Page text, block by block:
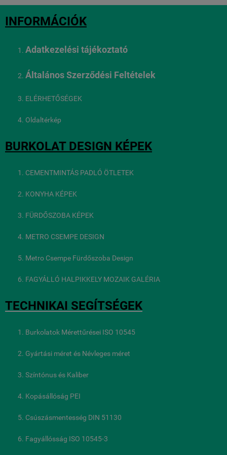
INFORMÁCIÓK
Adatkezelési tájékoztató
Általános Szerződési Feltételek
ELÉRHETŐSÉGEK
Oldaltérkép
BURKOLAT DESIGN KÉPEK
CEMENTMINTÁS PADLÓ ÖTLETEK
KONYHA KÉPEK
FÜRDŐSZOBA KÉPEK
METRO CSEMPE DESIGN
Metro Csempe Fürdőszoba Design
FAGYÁLLÓ HALPIKKELY MOZAIK GALÉRIA
TECHNIKAI SEGÍTSÉGEK
Burkolatok Mérettűrései ISO 10545
Gyártási méret és Névleges méret
Színtónus és Kaliber
Kopásállóság PEI
Csúszásmentesség DIN 51130
Fagyállósság ISO 10545-3